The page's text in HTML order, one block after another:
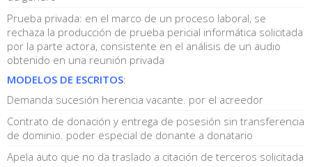
Prueba privada: en el marco de un proceso laboral, se
rechaza la producción de prueba pericial informática solicitada
por la parte actora, consistente en el análisis de un audio
obtenido en una reunión privada
MODELOS DE ESCRITOS:
Demanda sucesión herencia vacante. por el acreedor
Contrato de donación y entrega de posesión sin transferencia
de dominio. poder especial de donante a donatario
Apela auto que no da traslado a citación de terceros solicitada